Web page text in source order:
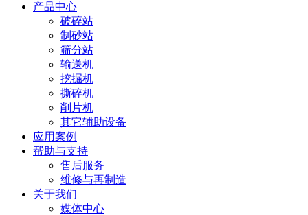
产品中心
破碎站
制砂站
筛分站
输送机
挖掘机
撕碎机
削片机
其它辅助设备
应用案例
帮助与支持
售后服务
维修与再制造
关于我们
媒体中心